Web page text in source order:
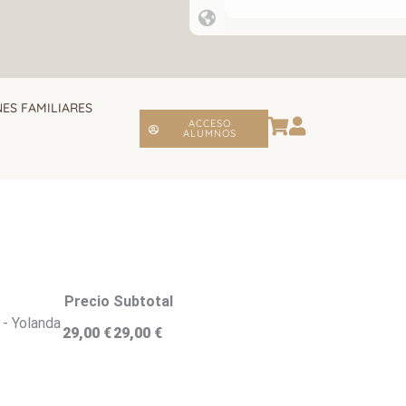
FAMILIARES
ACCESO
ALUMNOS
Precio Subtotal
Yolanda
29,00 €29,00 €